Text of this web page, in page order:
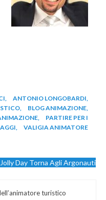
ANTONIO LONGOBARDI
BLOG ANIMAZIONE
PARTIRE PER I
VALIGIA ANIMATORE
“C Siamo!”
Day Torna Agli Argonauti
turistico